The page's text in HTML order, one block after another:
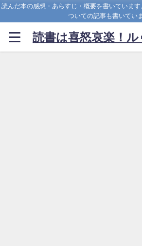
読んだ本の感想・あらすじ・概要を書いていま
ついての記事も書いてい
読書は喜怒哀楽！ル